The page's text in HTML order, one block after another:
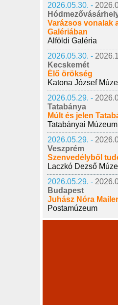
2026.05.30. -
Varázsos vonalak
Galériában
Alföldi Galéria
2026.05.30. -
Kecskemét
Élő örökség
Katona József
2026.05.29. -
Tatabánya
Múlt és jelen
Tatabányai Múzeum
2026.05.29. -
Veszprém
Szenvedélyből
Laczkó Dezső
2026.05.29. -
Budapest
Juhász Nóra
Postamúzeum